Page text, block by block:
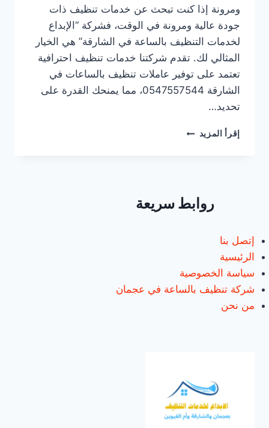
ومرونة إذا كنت تبحث عن خدمات تنظيف ذات
جودة عالية ومرونة في الوقت، فشركة “الإبداع
لخدمات التنظيف بالساعة في الشارقة” هي الخيار
المثالي لك. تقدم شركتنا خدمات تنظيف احترافية
تعتمد على توفير عاملات تنظيف بالساعات في
الشارقة 0547557544، مما يمنحك القدرة على
تحديد…
إقرأ المزيد عاملات
روابط سريعة
إتصل بنا
الرئيسية
سياسة الخصوصية
شركة تنظيف بالساعة في عجمان
من نحن